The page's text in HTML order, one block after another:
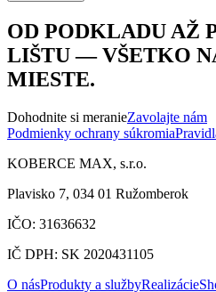
OD PODKLADU AŽ
LIŠTU — VŠETKO
MIESTE.
Dohodnite si meranieZavolajte nám
Podmienky ochrany súkromia
KOBERCE MAX, s.r.o.
Plavisko 7, 034 01 Ružomberok
IČO: 31636632
IČ DPH: SK 2020431105
O násProdukty a službyRealizácie